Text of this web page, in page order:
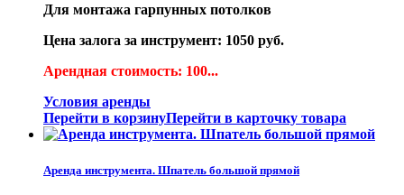
Для монтажа гарпунных потолков
Цена залога за инструмент: 1050 руб.
Арендная стоимость: 100...
Условия аренды
Перейти в корзинуПерейти в карточку товара
Аренда инструмента. Шпатель большой прямой